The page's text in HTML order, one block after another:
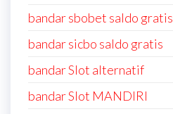
bandar sbobet saldo gratis
bandar sicbo saldo gratis
bandar Slot alternatif
bandar Slot MANDIRI